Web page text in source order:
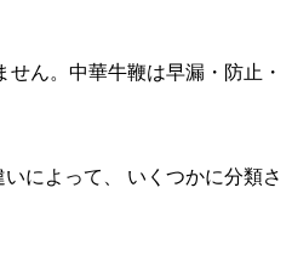
ん。中華牛鞭は早漏・防止・
によって、 いくつかに分類さ